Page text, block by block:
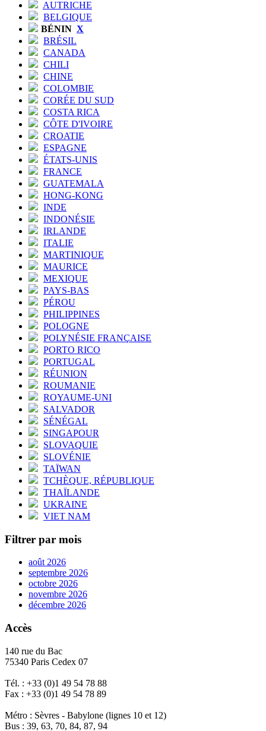
AUTRICHE
BELGIQUE
BÉNIN X
BRÉSIL
CANADA
CHILI
CHINE
COLOMBIE
CORÉE DU SUD
COSTA RICA
CÔTE D'IVOIRE
CROATIE
ESPAGNE
ÉTATS-UNIS
FRANCE
GUATEMALA
HONG-KONG
INDE
INDONÉSIE
IRLANDE
ITALIE
MARTINIQUE
MAURICE
MEXIQUE
PAYS-BAS
PÉROU
PHILIPPINES
POLOGNE
POLYNÉSIE FRANÇAISE
PORTO RICO
PORTUGAL
RÉUNION
ROUMANIE
ROYAUME-UNI
SALVADOR
SÉNÉGAL
SINGAPOUR
SLOVAQUIE
SLOVÉNIE
TAÏWAN
TCHÈQUE, RÉPUBLIQUE
THAÏLANDE
UKRAINE
VIET NAM
Filtrer par mois
août 2026
septembre 2026
octobre 2026
novembre 2026
décembre 2026
Accès
140 rue du Bac
75340 Paris Cedex 07
Tél. : +33 (0)1 49 54 78 88
Fax : +33 (0)1 49 54 78 89
Métro : Sèvres - Babylone (lignes 10 et 12)
Bus : 39, 63, 70, 84, 87, 94